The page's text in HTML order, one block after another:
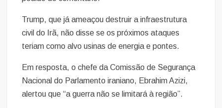
Trump, que já ameaçou destruir a infraestrutura
civil do Irã, não disse se os próximos ataques
teriam como alvo usinas de energia e pontes.
Em resposta, o chefe da Comissão de Segurança
Nacional do Parlamento iraniano, Ebrahim Azizi,
alertou que “a guerra não se limitará à região”.